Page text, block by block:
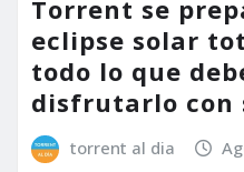
Torrent se
eclipse solar
todo lo que
disfrutarlo con
torrent al dia